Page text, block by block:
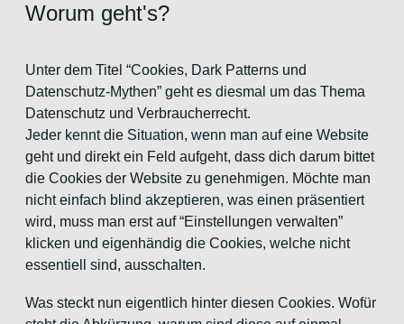
Worum geht's?
Unter dem Titel “Cookies, Dark Patterns und
Datenschutz-Mythen” geht es diesmal um das Thema
Datenschutz und Verbraucherrecht.
Jeder kennt die Situation, wenn man auf eine Website
geht und direkt ein Feld aufgeht, dass dich darum bittet
die Cookies der Website zu genehmigen. Möchte man
nicht einfach blind akzeptieren, was einen präsentiert
wird, muss man erst auf “Einstellungen verwalten”
klicken und eigenhändig die Cookies, welche nicht
essentiell sind, ausschalten.
Was steckt nun eigentlich hinter diesen Cookies. Wofür